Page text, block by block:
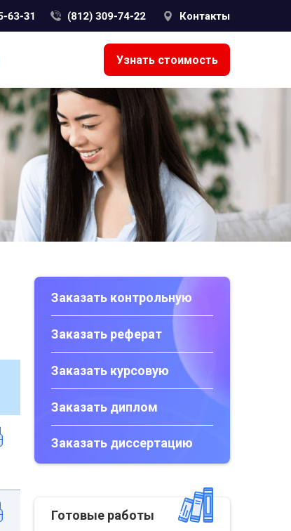
Контакты
Узнать стоимость
Заказать контрольную
Заказать реферат
Заказать курсовую
Заказать диплом
Заказать диссертацию
Готовые работы